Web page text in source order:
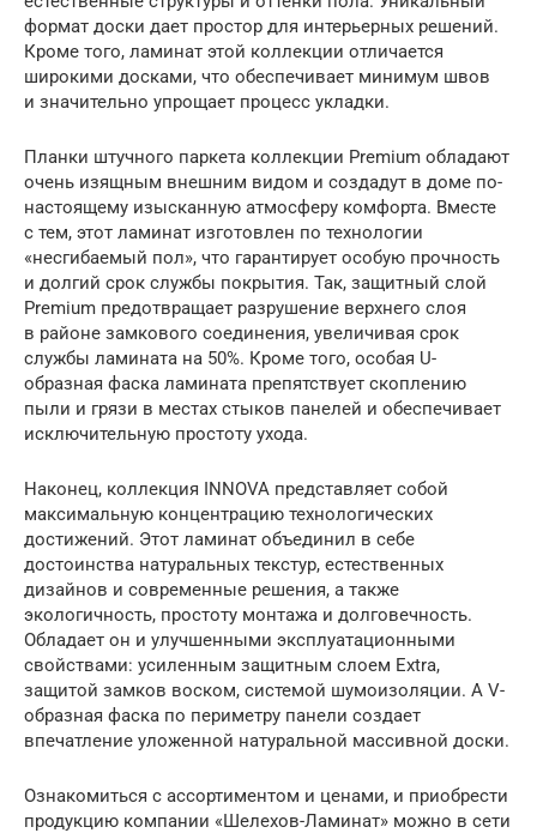
формат доски дает простор для интерьерных решений.
Кроме того, ламинат этой коллекции отличается
широкими досками, что обеспечивает минимум швов
и значительно упрощает процесс укладки.
Планки штучного паркета коллекции Premium обладают
очень изящным внешним видом и создадут в доме по-
настоящему изысканную атмосферу комфорта. Вместе
с тем, этот ламинат изготовлен по технологии
«несгибаемый пол», что гарантирует особую прочность
и долгий срок службы покрытия. Так, защитный слой
Premium предотвращает разрушение верхнего слоя
в районе замкового соединения, увеличивая срок
службы ламината на 50%. Кроме того, особая U-
образная фаска ламината препятствует скоплению
пыли и грязи в местах стыков панелей и обеспечивает
исключительную простоту ухода.
Наконец, коллекция INNOVA представляет собой
максимальную концентрацию технологических
достижений. Этот ламинат объединил в себе
достоинства натуральных текстур, естественных
дизайнов и современные решения, а также
экологичность, простоту монтажа и долговечность.
Обладает он и улучшенными эксплуатационными
свойствами: усиленным защитным слоем Extra,
защитой замков воском, системой шумоизоляции. А V-
образная фаска по периметру панели создает
впечатление уложенной натуральной массивной доски.
Ознакомиться с ассортиментом и ценами, и приобрести
продукцию компании «Шелехов-Ламинат» можно в сети